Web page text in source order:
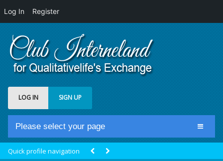
Log In Register
LOG IN SIGN UP
Please select your page
Quick profile navigation